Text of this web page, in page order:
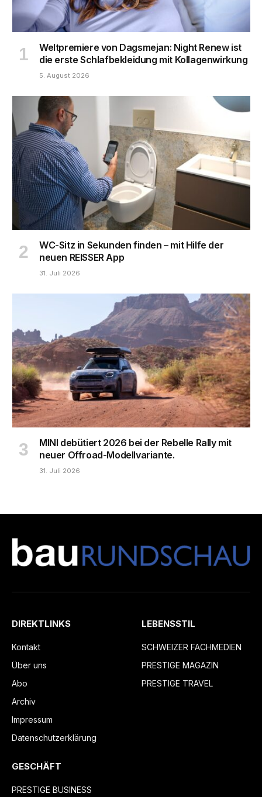
Weltpremiere von Dagsmejan: Night Renew ist
die erste Schlafbekleidung mit Kollagenwirkung
5. August 2026
WC-Sitz in Sekunden finden – mit Hilfe der
neuen REISSER App
31. Juli 2026
MINI debütiert 2026 bei der Rebelle Rally mit
neuer Offroad-Modellvariante.
31. Juli 2026
DIREKTLINKS
Kontakt
Über uns
Abo
Archiv
Impressum
Datenschutzerklärung
LEBENSSTIL
SCHWEIZER FACHMEDIEN
PRESTIGE MAGAZIN
PRESTIGE TRAVEL
GESCHÄFT
PRESTIGE BUSINESS